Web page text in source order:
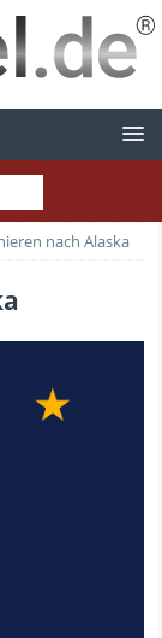
nach Alaska